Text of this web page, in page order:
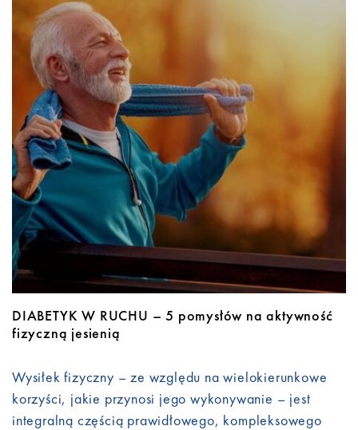
Niezbędnik cukrzyka
Wyznania diabetyka
Do pobrania
Kontakt
DIABETYK W RUCHU – 5 pomysłów na aktywność
fizyczną jesienią
Wysiłek fizyczny – ze względu na wielokierunkowe
korzyści, jakie przynosi jego wykonywanie – jest
integralną częścią prawidłowego, kompleksowego